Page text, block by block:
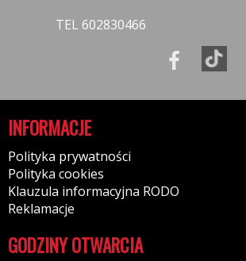
TEL 602830466
INFORMACJE
Polityka prywatności
Polityka cookies
Klauzula informacyjna RODO
Reklamacje
GODZINY OTWARCIA